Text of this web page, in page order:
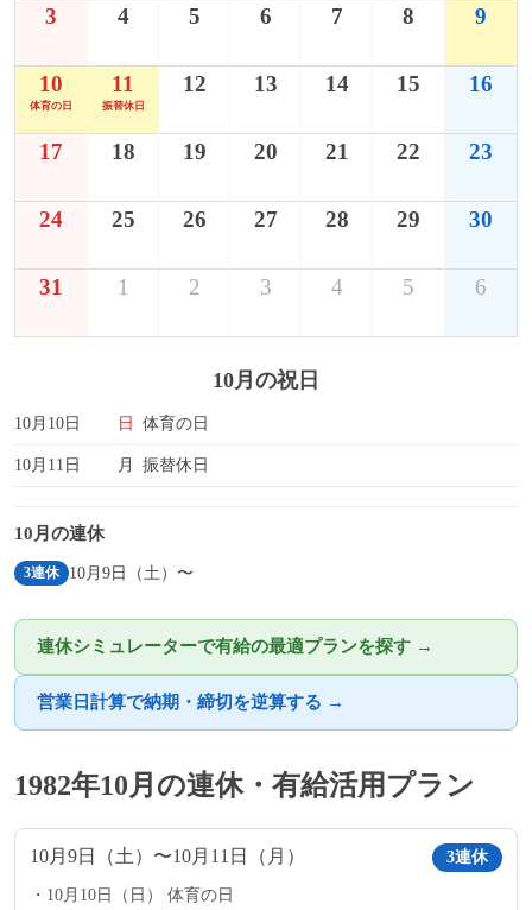
3 4 5 6 7 8 9
10
体育の日
11
振替休日
12 13 14 15 16
17 18 19 20 21 22 23
24 25 26 27 28 29 30
31 1 2 3 4 5 6
10月の祝日
10月10日 日 体育の日
10月11日 月 振替休日
10月の連休
3連休 10月9日（土）〜
連休シミュレーターで有給の最適プランを探す →
営業日計算で納期・締切を逆算する →
1982年10月の連休・有給活用プラン
10月9日（土）〜10月11日（月） 3連休
10月10日（日） 体育の日